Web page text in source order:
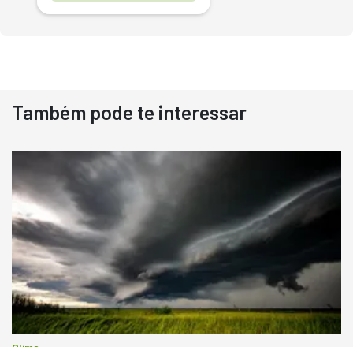
Destaque
Usado
Pá Carregadeira Cat 966
Ano 1987
Londrina
R$ 145.000
Consultar
Também pode te interessar